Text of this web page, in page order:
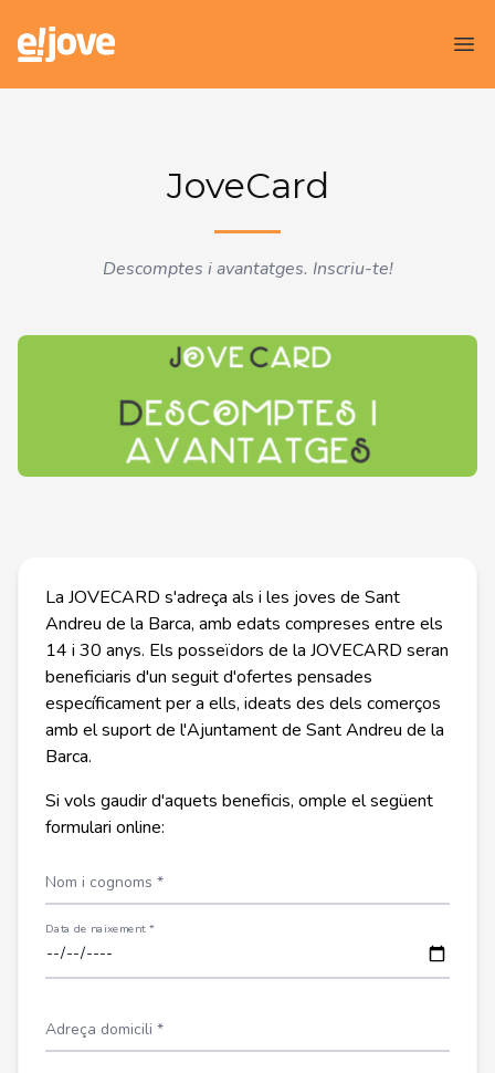
Sant Andreu Jove
JoveCard
Descomptes i avantatges. Inscriu-te!
La JOVECARD s'adreça als i les joves de Sant
Andreu de la Barca, amb edats compreses entre els
14 i 30 anys. Els posseïdors de la JOVECARD seran
beneficiaris d'un seguit d'ofertes pensades
específicament per a ells, ideats des dels comerços
amb el suport de l'Ajuntament de Sant Andreu de la
Barca.
Si vols gaudir d'aquets beneficis, omple el següent
formulari online:
Nom i cognoms *
Data de naixement *
Adreça domicili *